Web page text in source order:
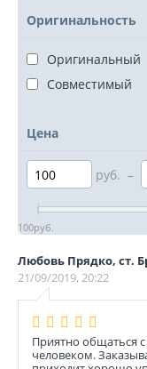
Оригинальность
Оригинальный
Совместимый
Цена
руб. –
100руб.
Любовь Прядко, ст.
21/09/2019, 20:22
Приятно общаться
человеком.